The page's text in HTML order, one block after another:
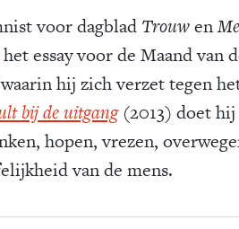
voor dagblad Trouwen
essay voor de Maand van
hij zich verzet tegen
bij de uitgang(2013) doet hij
hopen, vrezen,
van de mens.